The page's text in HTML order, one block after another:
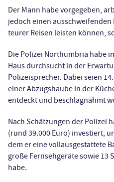
Der Mann habe vorgegeben,
jedoch einen
teurer Reisen leisten können,
Die Polizei Northumbria habe
Haus durchsucht in der
Polizeisprecher. Dabei seien
einer Abzugshaube in der
entdeckt und beschlagnahmt
Nach Schätzungen der Polizei
(rund 39.000 Euro) investiert,
dem er eine vollausgestattete
große Fernsehgeräte sowie 13
habe.